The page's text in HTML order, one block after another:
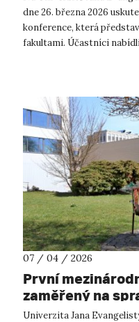
dne 26. března 2026
konference, která
fakultami. Účastníci
07 / 04 / 2026
První
zaměřený na
transformaci
Univerzita Jana